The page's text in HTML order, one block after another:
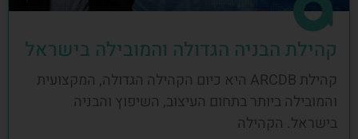
קהילת הבניה הגדולה והמובילה בישראל
קהילת ARCDB היא כיום הקהילה הגדולה, המקצועית
והמובילה ביותר בתחום העיצוב, השיפוץ והבניה
בישראל. הקהילה